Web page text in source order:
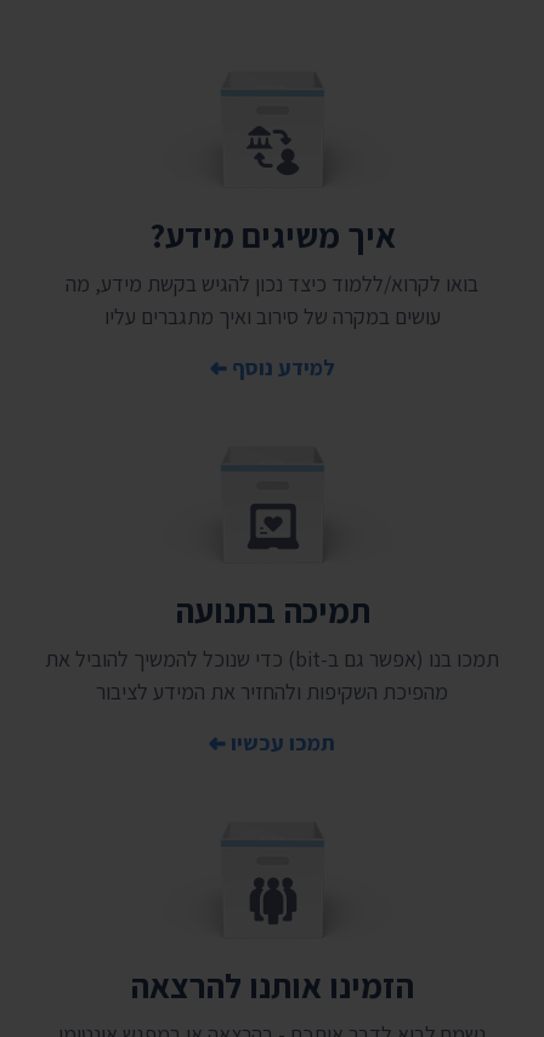
איך משיגים מידע?
בואו לקרוא/ללמוד כיצד נכון להגיש בקשת מידע, מה
עושים במקרה של סירוב ואיך מתגברים עליו
למידע נוסף
תמיכה בתנועה
תמכו בנו (אפשר גם ב-bit) כדי שנוכל להמשיך להוביל את
מהפיכת השקיפות ולהחזיר את המידע לציבור
תמכו עכשיו
הזמינו אותנו להרצאה